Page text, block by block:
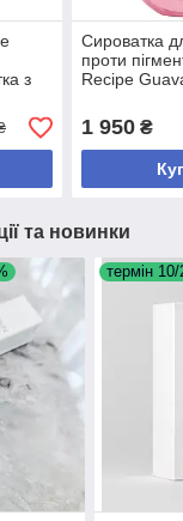
з
Сироватка
проти
Recipe
Serum
1 950₴
та новинки
термін